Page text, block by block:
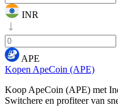
INR
APE
Kopen ApeCoin (APE)
Koop ApeCoin (APE) met
Switchere en profiteer van